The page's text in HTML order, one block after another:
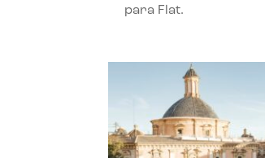
para Flat.